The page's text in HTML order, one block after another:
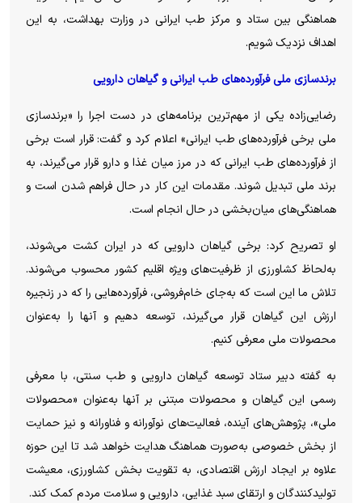
هماهنگی بین ستاد و مرکز طب ایرانی در وزارت بهداشت، به این
اهداف نزدیک شویم.
برندسازی ملی فرآورده‌های طب ایرانی و گیاهان دارویی
رضایی‌زاده یکی از مهم‌ترین برنامه‌های در دست اجرا را «برندسازی
ملی برخی فرآورده‌های طب ایرانی» اعلام کرد و گفت: قرار است برخی
از فرآورده‌های طب ایرانی که در مرز میان غذا و دارو قرار می‌گیرند، به
برند ملی تبدیل شوند. مقدمات این کار در حال فراهم شدن است و
هماهنگی‌های میان‌بخشی در حال انجام است.
او تصریح کرد: برخی گیاهان دارویی که در ایران کشت می‌شوند،
به‌لحاظ کشاورزی از ظرفیت‌های ویژه اقلیم کشور محسوب می‌شوند.
تلاش ما این است که به‌جای خام‌فروشی، فرآورده‌هایی را که در زنجیره
ارزش این گیاهان قرار می‌گیرند، توسعه دهیم و آنها را به‌عنوان
محصولات ملی معرفی کنیم.
به گفته دبیر ستاد توسعه گیاهان دارویی و طب سنتی، با معرفی
رسمی این گیاهان و محصولات مبتنی بر آنها به‌عنوان «محصولات
ملی»، پژوهش‌های آینده، فعالیت‌های نوآورانه و فناورانه و نیز حمایت
از بخش خصوصی به‌صورت هماهنگ هدایت خواهد شد تا این حوزه
علاوه بر ایجاد ارزش اقتصادی، به تقویت بخش کشاورزی، معیشت
تولیدکنندگان و ارتقای سبد غذایی، دارویی و سلامت مردم کمک کند.